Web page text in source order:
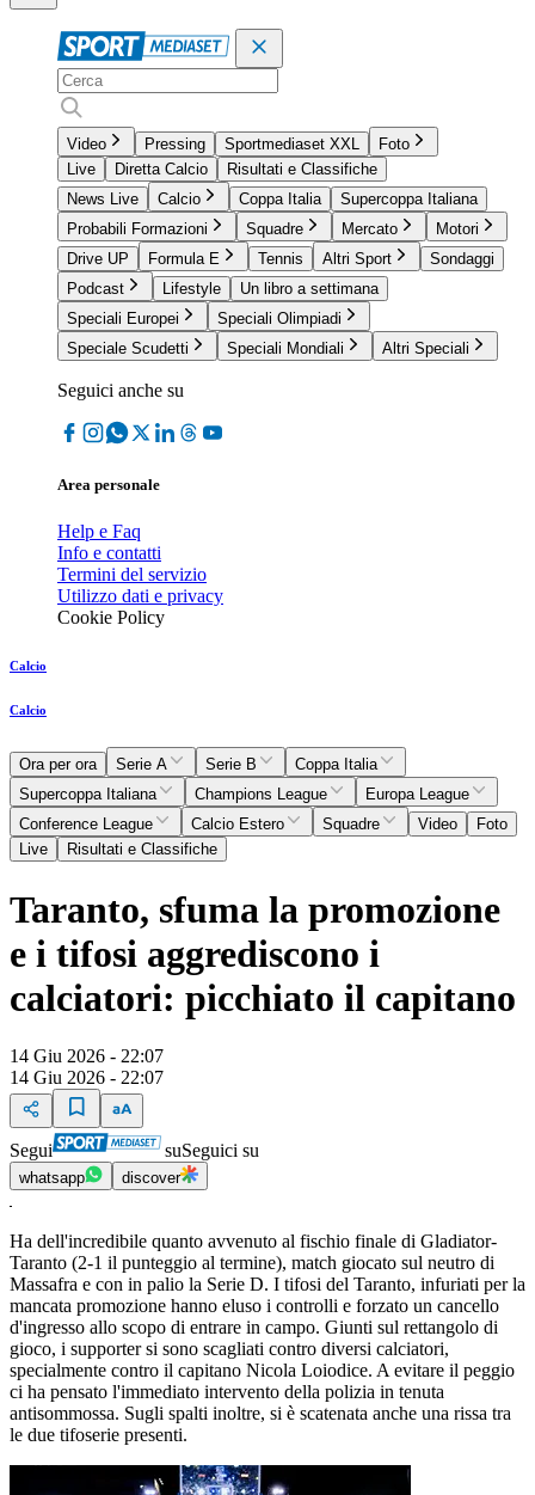
Video Pressing Sportmediaset XXL
Foto
Live
Diretta Calcio
Risultati e Classifiche
News Live
Calcio Coppa Italia
Supercoppa Italiana
Probabili Formazioni
Squadre Mercato
Motori
Drive UP
Formula E Tennis Altri Sport
Sondaggi
Podcast
Lifestyle
Un libro a settimana
Speciali Europei
Speciali Olimpiadi
Speciale Scudetti
Speciali Mondiali Altri Speciali
Seguici anche su
Area personale
Help e Faq
Info e contatti
Termini del servizio
Utilizzo dati e privacy
Cookie Policy
Calcio
Calcio
Ora per ora Serie A Serie B
Coppa Italia
Supercoppa Italiana
Champions League
Europa League
Conference League
Calcio Estero Squadre Video
Foto
Live
Risultati e Classifiche
Taranto, sfuma la promozione
e i tifosi aggrediscono i
calciatori: picchiato il capitano
14 Giu 2026 - 22:07
14 Giu 2026 - 22:07
Segui suSeguici su
whatsapp discover
Ha dell'incredibile quanto avvenuto al fischio finale di Gladiator-
Taranto (2-1 il punteggio al termine), match giocato sul neutro di
Massafra e con in palio la Serie D. I tifosi del Taranto, infuriati per la
mancata promozione hanno eluso i controlli e forzato un cancello
d'ingresso allo scopo di entrare in campo. Giunti sul rettangolo di
gioco, i supporter si sono scagliati contro diversi calciatori,
specialmente contro il capitano Nicola Loiodice. A evitare il peggio
ci ha pensato l'immediato intervento della polizia in tenuta
antisommossa. Sugli spalti inoltre, si è scatenata anche una rissa tra
le due tifoserie presenti.